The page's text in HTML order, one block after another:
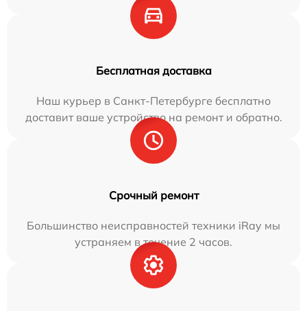
Бесплатная доставка
Наш курьер в Санкт-Петербурге бесплатно
доставит ваше устройство на ремонт и обратно.
Срочный ремонт
Большинство неисправностей техники iRay мы
устраняем в течение 2 часов.